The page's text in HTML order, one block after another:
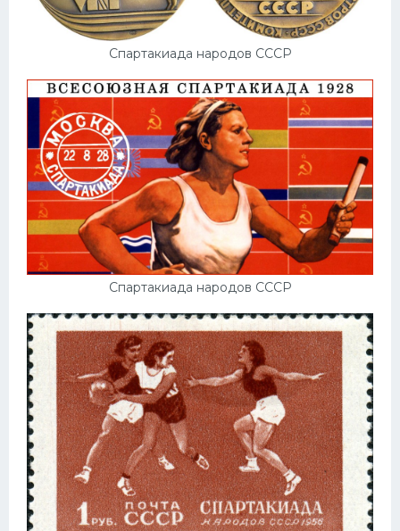
Спартакиада народов СССР
Спартакиада народов СССР